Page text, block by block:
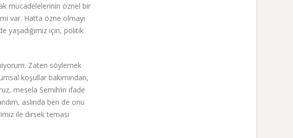
mücadelelerinin öznel bir
var. Hatta özne olmayı
yaşadığımız için, politik
Zaten söylemek
koşullar bakımından,
mesela Semih’in ifade
aslında ben de onu
ile dirsek teması